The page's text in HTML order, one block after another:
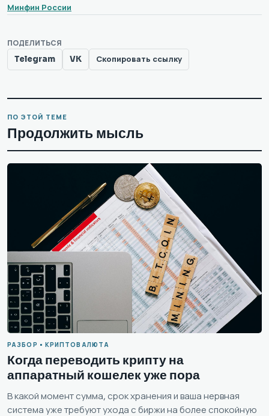
Минфин России
ПОДЕЛИТЬСЯ
Telegram VK Скопировать ссылку
ПО ЭТОЙ ТЕМЕ
Продолжить мысль
РАЗБОР • КРИПТОВАЛЮТА
Когда переводить крипту на
аппаратный кошелек уже пора
В какой момент сумма, срок хранения и ваша нервная
система уже требуют ухода с биржи на более спокойную